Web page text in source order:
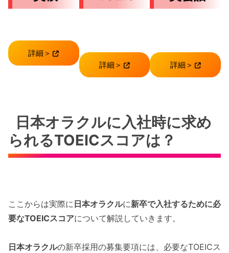
詳細＞
詳細＞ 詳細＞
日本オラクルに入社時に求め
られるTOEICスコアは？
ここからは実際に 日本オラクルに新卒で入社するために必
要なTOEICスコアについて解説していきます。
日本オラクルの新卒採用の募集要項には、必要なTOEICス